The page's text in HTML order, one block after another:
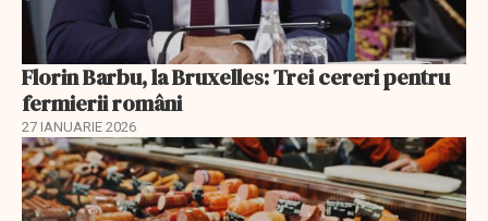
Florin Barbu, la Bruxelles: Trei cereri pentru
fermierii români
27 IANUARIE 2026